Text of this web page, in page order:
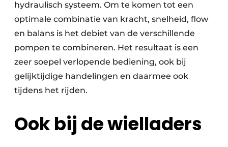
hydraulisch systeem. Om te komen tot een
optimale combinatie van kracht, snelheid, flow
en balans is het debiet van de verschillende
pompen te combineren. Het resultaat is een
zeer soepel verlopende bediening, ook bij
gelijktijdige handelingen en daarmee ook
tijdens het rijden.
Ook bij de wielladers